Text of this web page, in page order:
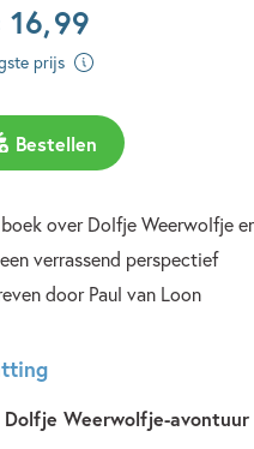
16,99
prijs
Bestellen
over Dolfje Weerwolfje
verrassend perspectief
door Paul van Loon
Dolfje Weerwolfje-